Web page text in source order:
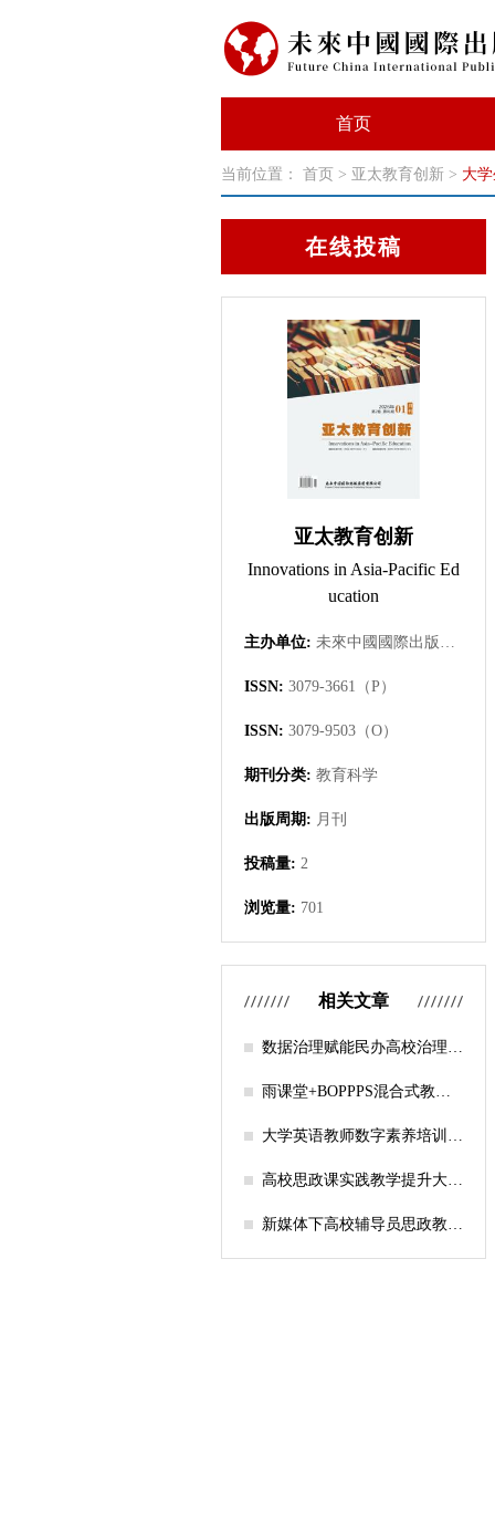
首页
当前位置： 首页 > 亚太教育创新 > 大
在线投稿
亚太教育创新
Innovations in Asia-Pacific Ed
ucation
主办单位: 未來中國國際出版集團有限公司
ISSN: 3079-3661（P）
ISSN: 3079-9503（O）
期刊分类: 教育科学
出版周期: 月刊
投稿量: 2
浏览量: 701
相关文章
数据治理赋能民办高校治理能
画像与分级干预为例
雨课堂+BOPPPS混合式教学
享课程为例
大学英语教师数字素养培训模
块”体系的实践探索
高校思政课实践教学提升大学
新媒体下高校辅导员思政教育